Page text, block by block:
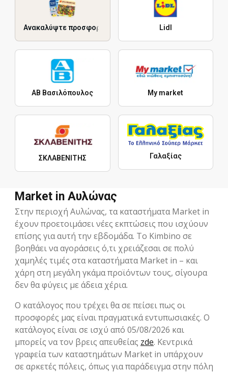
Ανακαλύψτε προσφορές Lidl
ΑΒ Βασιλόπουλος My market
ΣΚΛΑΒΕΝΙΤΗΣ Γαλαξίας
Market in Αυλώνας
Στην περιοχή Αυλώνας, τα καταστήματα Market in
έχουν προετοιμάσει νέες εκπτώσεις που ισχύουν
επίσης για αυτή την εβδομάδα. Το Kimbino σε
βοηθάει να αγοράσεις ό,τι χρειάζεσαι σε πολύ
χαμηλές τιμές στα καταστήματα Market in – και
χάρη στη μεγάλη γκάμα προϊόντων τους, σίγουρα
δεν θα φύγεις με άδεια χέρια.
Ο κατάλογος που τρέχει θα σε πείσει πως οι
προσφορές μας είναι πραγματικά εντυπωσιακές. Ο
κατάλογος είναι σε ισχύ από 05/08/2026 και
μπορείς να τον βρεις απευθείας zde. Κεντρικά
γραφεία των καταστημάτων Market in υπάρχουν
σε αρκετές πόλεις, όπως για παράδειγμα στην πόλη